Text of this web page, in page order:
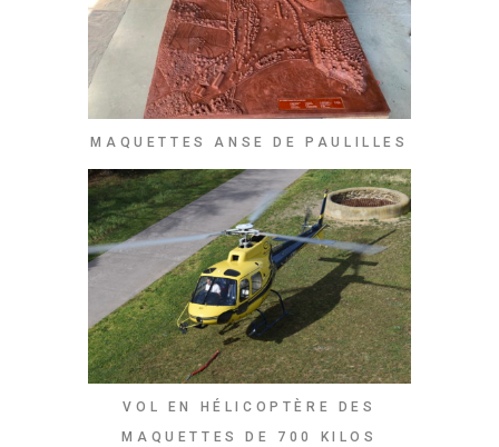
MAQUETTES ANSE DE PAULILLES
VOL EN HÉLICOPTÈRE DES
MAQUETTES DE 700 KILOS